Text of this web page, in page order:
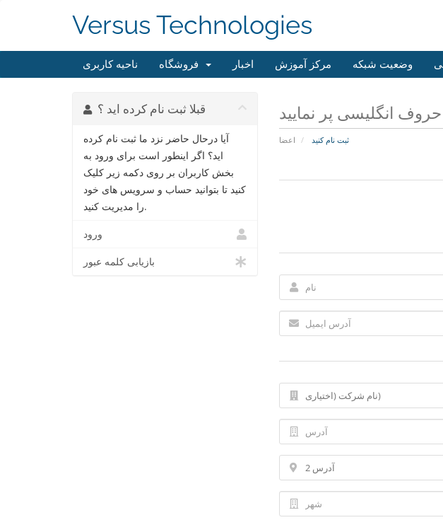
Versus Technologies
ناحیه کاربری اخبار مرکز آموزش وضعیت شبکه
انگلیسی پر نمایید
اعضا ثبت نام کنید
قبلا ثبت نام کرده اید ؟
آیا درحال حاضر نزد ما ثبت نام کرده
اید؟ اگر اینطور است برای ورود به
بخش کاربران بر روی دکمه زیر کلیک
کنید تا بتوانید حساب و سرویس های خود
را مدیریت کنید.
ورود
بازیابی کلمه عبور